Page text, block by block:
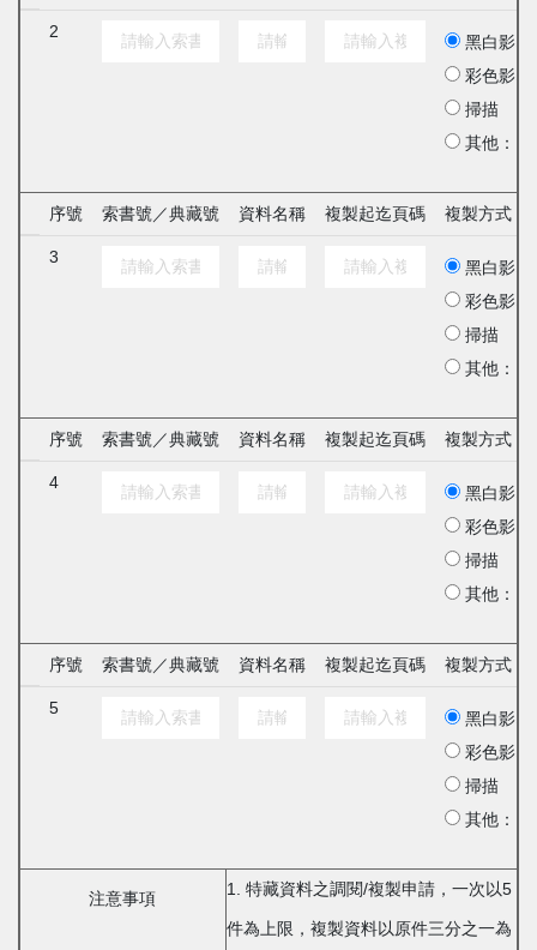
2
黑白影印
彩色影印
掃描
其他：
序號 索書號／典藏號 資料名稱 複製起迄頁碼 複製方式
3
黑白影印
彩色影印
掃描
其他：
序號 索書號／典藏號 資料名稱 複製起迄頁碼 複製方式
4
黑白影印
彩色影印
掃描
其他：
序號 索書號／典藏號 資料名稱 複製起迄頁碼 複製方式
5
黑白影印
彩色影印
掃描
其他：
注意事項
1. 特藏資料之調閱/複製申請，一次以5
件為上限，複製資料以原件三分之一為